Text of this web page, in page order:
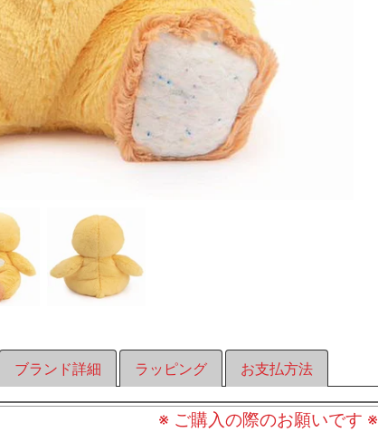
ブランド詳細 ラッピング お支払方法
※ ご購入の際のお願いです ※